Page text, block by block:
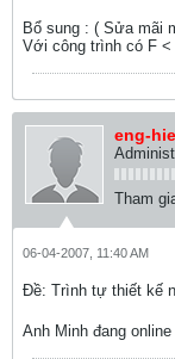
Bổ sung : ( Sửa mãi
Với công trình có F
eng-
Tham
06-04-2007, 11:40 AM
Ðề: Trình tự thiết kế
Anh Minh đang